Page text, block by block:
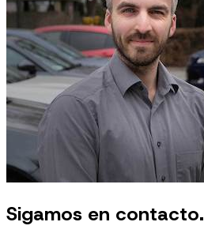
Sigamos en contacto.